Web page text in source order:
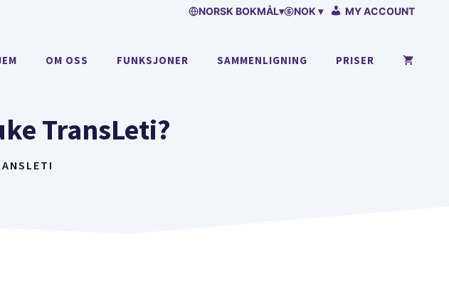
NORSK BOKMÅL▾ NOK ▾ MY ACCOUNT
OM OSS FUNKSJONER SAMMENLIGNING PRISER
TransLeti?